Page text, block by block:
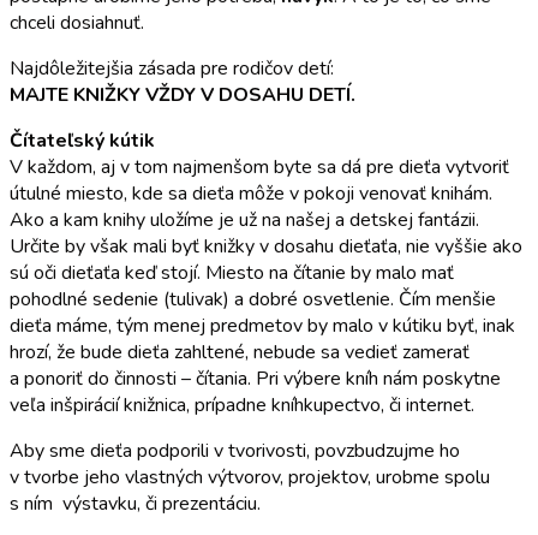
chceli dosiahnuť.
Najdôležitejšia zásada pre rodičov detí:
MAJTE KNIŽKY VŽDY V DOSAHU DETÍ.
Čítateľský kútik
V každom, aj v tom najmenšom byte sa dá pre dieťa vytvoriť
útulné miesto, kde sa dieťa môže v pokoji venovať knihám.
Ako a kam knihy uložíme je už na našej a detskej fantázii.
Určite by však mali byť knižky v dosahu dieťaťa, nie vyššie ako
sú oči dieťaťa keď stojí. Miesto na čítanie by malo mať
pohodlné sedenie (tulivak) a dobré osvetlenie. Čím menšie
dieťa máme, tým menej predmetov by malo v kútiku byť, inak
hrozí, že bude dieťa zahltené, nebude sa vedieť zamerať
a ponoriť do činnosti – čítania. Pri výbere kníh nám poskytne
veľa inšpirácií knižnica, prípadne kníhkupectvo, či internet.
Aby sme dieťa podporili v tvorivosti, povzbudzujme ho
v tvorbe jeho vlastných výtvorov, projektov, urobme spolu
s ním výstavku, či prezentáciu.